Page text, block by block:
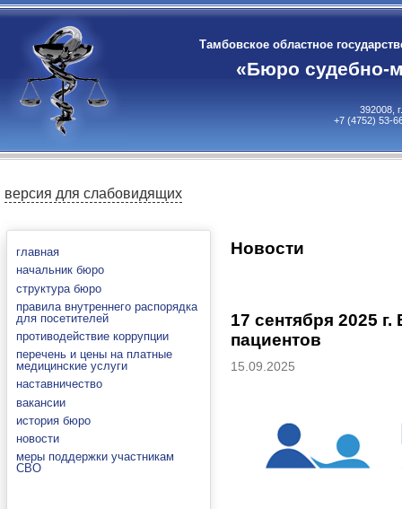
Тамбовское областное
«Бюро судебно-
392008,
+7 (4752) 53-
версия для слабовидящих
главная
начальник бюро
структура бюро
правила внутреннего распорядка
для посетителей
противодействие коррупции
перечень и цены на платные
медицинские услуги
наставничество
вакансии
история бюро
новости
меры поддержки участникам
СВО
Новости
17 сентября 2025
пациентов
15.09.2025